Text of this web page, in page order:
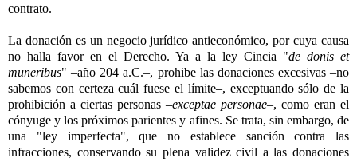
contrato.
La donación es un negocio jurídico antieconómico, por cuya causa
no halla favor en el Derecho. Ya a la ley Cincia "de donis et
muneribus" –año 204 a.C.–, prohibe las donaciones excesivas –no
sabemos con certeza cuál fuese el límite–, exceptuando sólo de la
prohibición a ciertas personas –exceptae personae–, como eran el
cónyuge y los próximos parientes y afines. Se trata, sin embargo, de
una "ley imperfecta", que no establece sanción contra las
infracciones, conservando su plena validez civil a las donaciones